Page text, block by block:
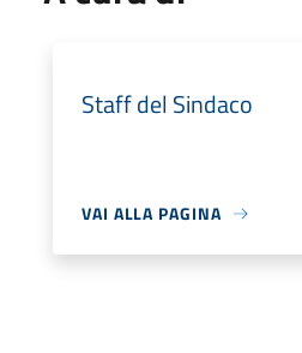
Staff del Sindaco
VAI ALLA PAGINA